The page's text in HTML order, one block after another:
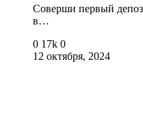
Соверши первый
в…
0 17k 0
12 октября, 2024